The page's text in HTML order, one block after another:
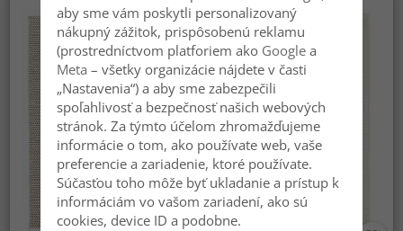
aby sme vám poskytli personalizovaný
nákupný zážitok, prispôsobenú reklamu
(prostredníctvom platforiem ako Googlea
Meta – všetky organizácie nájdete v časti
„Nastavenia“) a aby sme zabezpečili
spoľahlivosť a bezpečnosť našich webových
stránok. Za týmto účelom zhromažďujeme
informácie o tom, ako používate web, vaše
preferencie a zariadenie, ktoré používate.
Súčasťou toho môže byť ukladanie a prístup k
informáciám vo vašom zariadení, ako sú
cookies, device ID a podobne.